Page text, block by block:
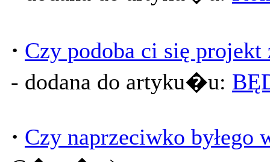
· Czy podoba ci się projekt
- dodana do artyku�u:
· Czy naprzeciwko byłego